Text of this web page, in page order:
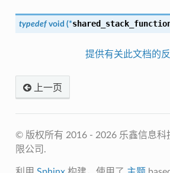
typedef void (*
提供有关此文档的
上一页
© 版权所有 2016 - 2026 乐鑫信息科
限公司.